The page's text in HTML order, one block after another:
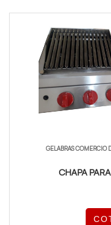
GELABRAS COMERCIO
CHAPA